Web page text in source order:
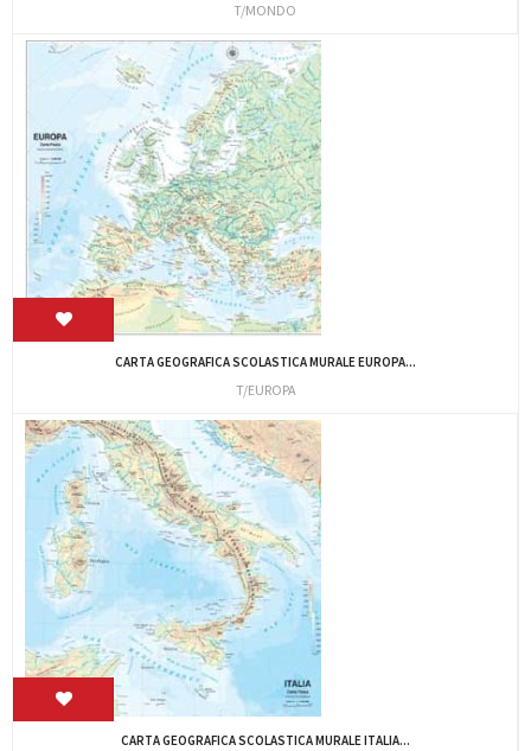
T/MONDO
CARTA GEOGRAFICA SCOLASTICA MURALE EUROPA...
T/EUROPA
CARTA GEOGRAFICA SCOLASTICA MURALE ITALIA...